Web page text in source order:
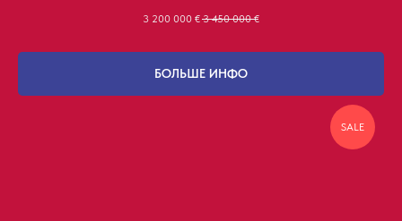
3 200 000 € 3 450 000 €
БОЛЬШЕ ИНФО
SALE